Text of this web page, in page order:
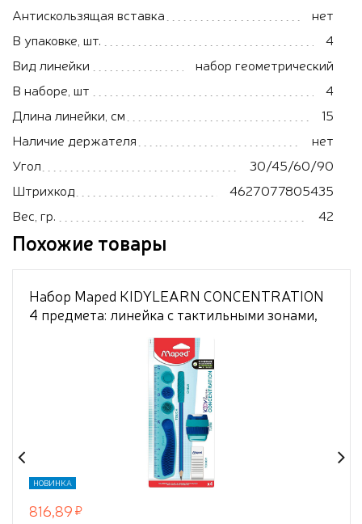
Антискользящая вставка
нет
В упаковке, шт.
4
Вид линейки
набор геометрический
В наборе, шт
4
Длина линейки, см
15
Наличие держателя
нет
Угол
30/45/60/90
Штрихкод
4627077805435
Вес, гр.
42
Похожие товары
Набор Maped KIDYLEARN CONCENTRATION
4 предмета: линейка с тактильными зонами,
карандаш с жевательной насадкой
антистресс, точилка с текстурированной
поверхностью, ластик, в упаковке с подвесом
НОВИНКА
816,89